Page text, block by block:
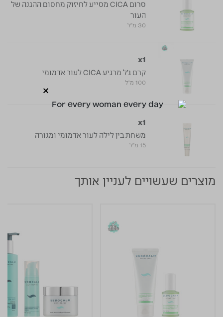
סרום CICA מסייע לחיזוק מחסום ההגנה של
העור
30 מ"ל
x1
קרם ג'ל מרגיע CICA לעור אדמומי
100 מ"ל
x1
משחת בין לילה לעור אדמומי ומגורה
15 מ"ל
מוצרים שעשויים לעניין אותך